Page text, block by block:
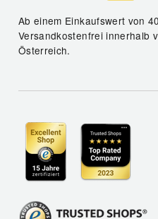
Ab einem Einkaufswert von
Versandkostenfrei innerhalb
Österreich.